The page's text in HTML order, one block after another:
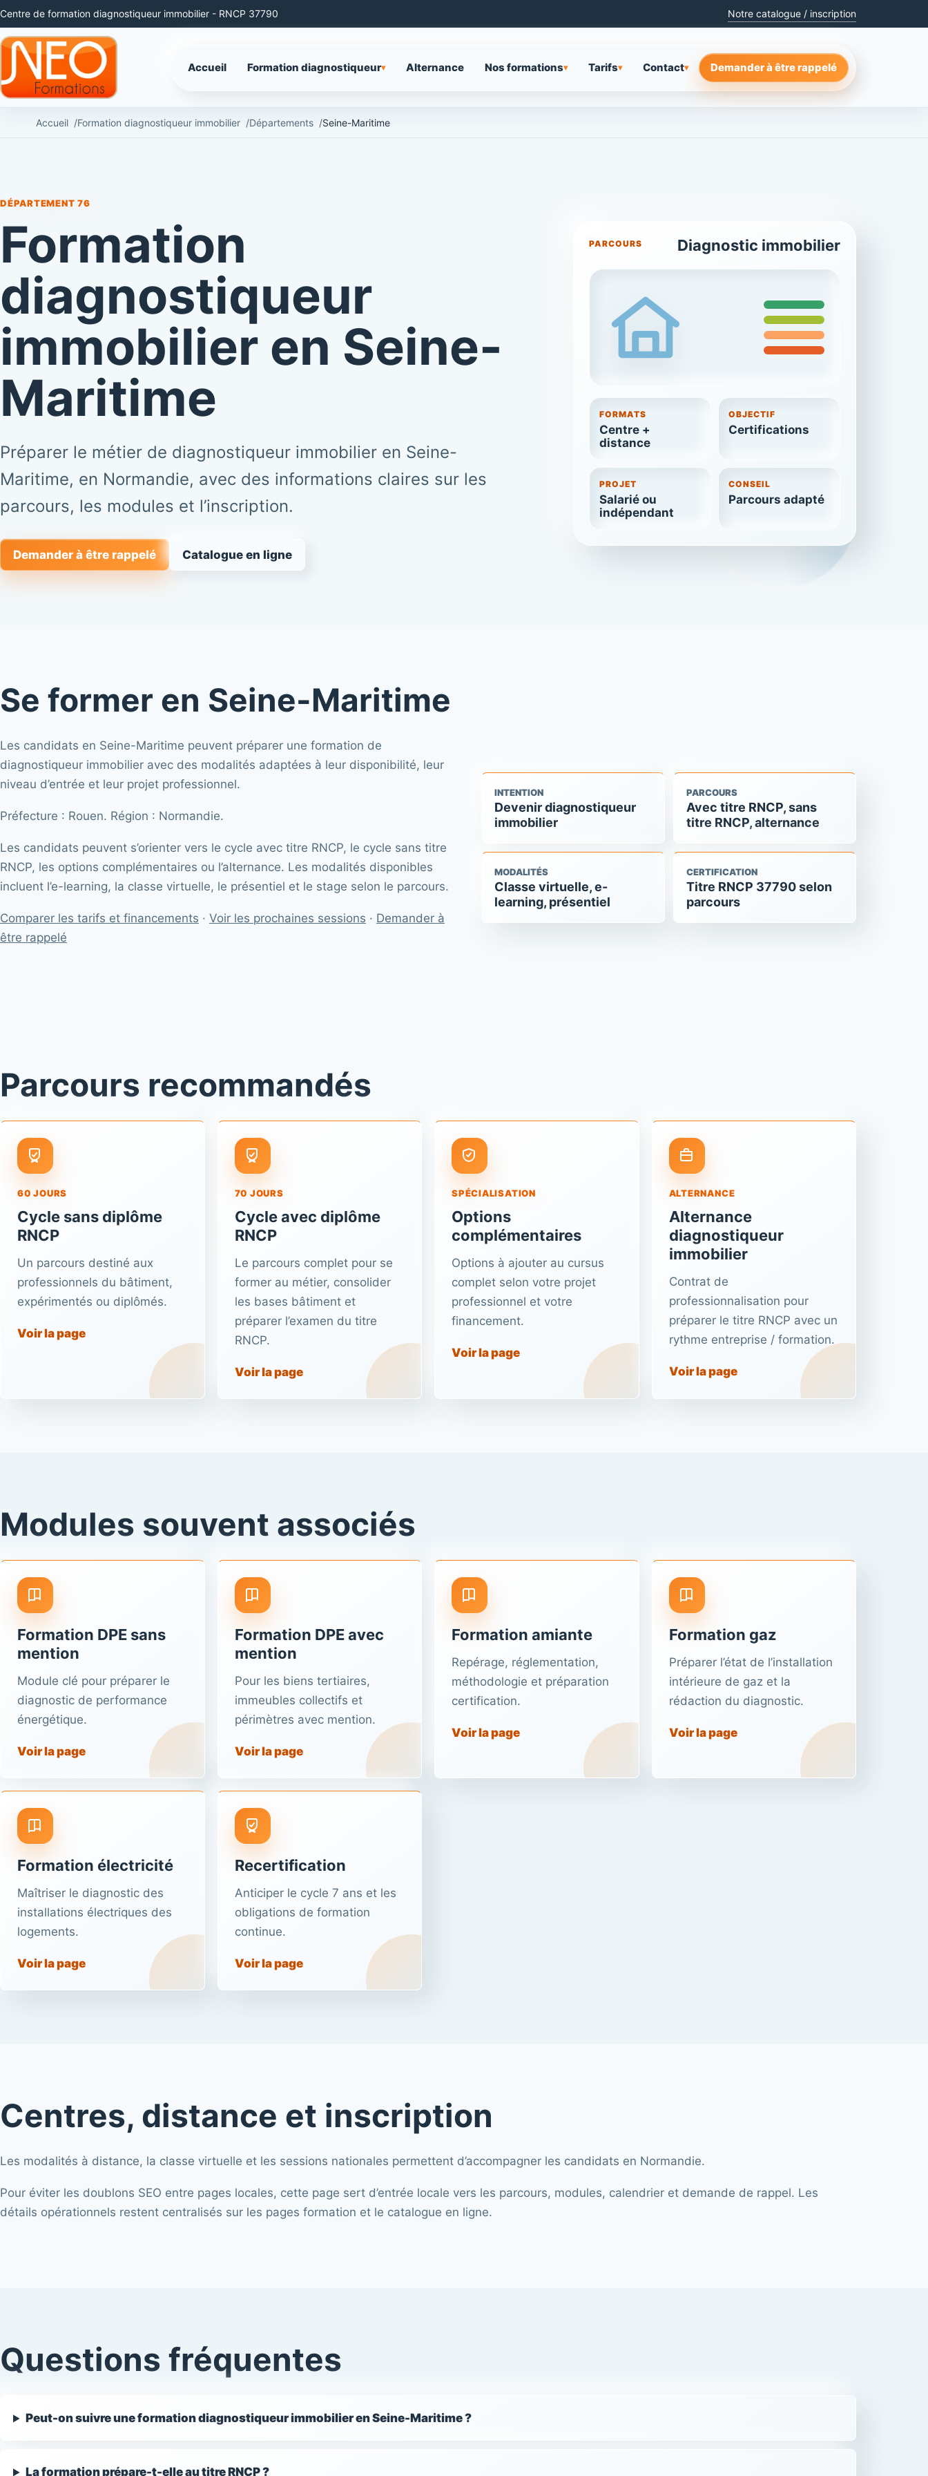
Centre de formation diagnostiqueur immobilier - RNCP 37790 Notre catalogue / inscription
Accueil Formation diagnostiqueur▾ Alternance Nos formations▾ Tarifs▾ Contact▾ Demander à être rappelé
Accueil Formation diagnostiqueur immobilier Départements Seine-Maritime
DÉPARTEMENT 76
Formation
diagnostiqueur
immobilier en Seine-
Maritime
Préparer le métier de diagnostiqueur immobilier en Seine-
Maritime, en Normandie, avec des informations claires sur les
parcours, les modules et l’inscription.
Demander à être rappelé Catalogue en ligne
PARCOURS Diagnostic immobilier
FORMATS
Centre +
distance
OBJECTIF
Certifications
PROJET
Salarié ou
indépendant
CONSEIL
Parcours adapté
Se former en Seine-Maritime
Les candidats en Seine-Maritime peuvent préparer une formation de
diagnostiqueur immobilier avec des modalités adaptées à leur disponibilité, leur
niveau d’entrée et leur projet professionnel.
Préfecture : Rouen. Région : Normandie.
Les candidats peuvent s’orienter vers le cycle avec titre RNCP, le cycle sans titre
RNCP, les options complémentaires ou l’alternance. Les modalités disponibles
incluent l’e-learning, la classe virtuelle, le présentiel et le stage selon le parcours.
Comparer les tarifs et financements · Voir les prochaines sessions · Demander à
être rappelé
INTENTION
Devenir diagnostiqueur
immobilier
PARCOURS
Avec titre RNCP, sans
titre RNCP, alternance
MODALITÉS
Classe virtuelle, e-
learning, présentiel
CERTIFICATION
Titre RNCP 37790 selon
parcours
Parcours recommandés
60 JOURS
Cycle sans diplôme
RNCP
Un parcours destiné aux
professionnels du bâtiment,
expérimentés ou diplômés.
Voir la page
70 JOURS
Cycle avec diplôme
RNCP
Le parcours complet pour se
former au métier, consolider
les bases bâtiment et
préparer l’examen du titre
RNCP.
Voir la page
SPÉCIALISATION
Options
complémentaires
Options à ajouter au cursus
complet selon votre projet
professionnel et votre
financement.
Voir la page
ALTERNANCE
Alternance
diagnostiqueur
immobilier
Contrat de
professionnalisation pour
préparer le titre RNCP avec un
rythme entreprise / formation.
Voir la page
Modules souvent associés
Formation DPE sans
mention
Module clé pour préparer le
diagnostic de performance
énergétique.
Voir la page
Formation DPE avec
mention
Pour les biens tertiaires,
immeubles collectifs et
périmètres avec mention.
Voir la page
Formation amiante
Repérage, réglementation,
méthodologie et préparation
certification.
Voir la page
Formation gaz
Préparer l’état de l’installation
intérieure de gaz et la
rédaction du diagnostic.
Voir la page
Formation électricité
Maîtriser le diagnostic des
installations électriques des
logements.
Voir la page
Recertification
Anticiper le cycle 7 ans et les
obligations de formation
continue.
Voir la page
Centres, distance et inscription
Les modalités à distance, la classe virtuelle et les sessions nationales permettent d’accompagner les candidats en Normandie.
Pour éviter les doublons SEO entre pages locales, cette page sert d’entrée locale vers les parcours, modules, calendrier et demande de rappel. Les
détails opérationnels restent centralisés sur les pages formation et le catalogue en ligne.
Questions fréquentes
Peut-on suivre une formation diagnostiqueur immobilier en Seine-Maritime ?
La formation prépare-t-elle au titre RNCP ?